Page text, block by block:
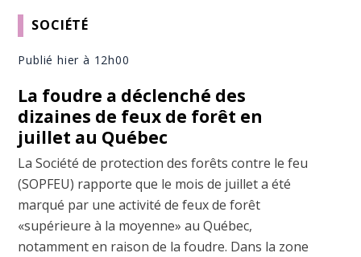
SOCIÉTÉ
Publié hier à 12h00
La foudre a déclenché des
dizaines de feux de forêt en
juillet au Québec
La Société de protection des forêts contre le feu
(SOPFEU) rapporte que le mois de juillet a été
marqué par une activité de feux de forêt
«supérieure à la moyenne» au Québec,
notamment en raison de la foudre. Dans la zone